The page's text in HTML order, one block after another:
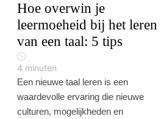
Hoe overwin je
leermoeheid bij het leren
van een taal: 5 tips
4 minuten
Een nieuwe taal leren is een
waardevolle ervaring die nieuwe
culturen, mogelijkheden en